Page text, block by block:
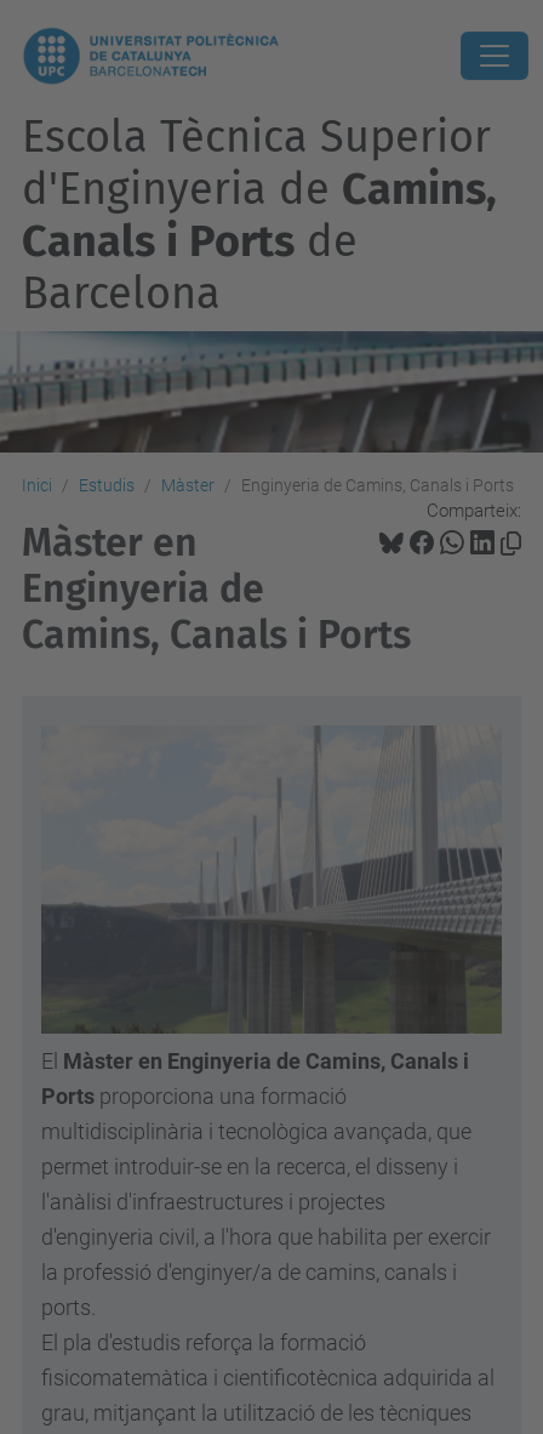
Escola Tècnica Superior
d'Enginyeria de Camins,
Canals i Ports de
Barcelona
Inici Estudis Màster Enginyeria de Camins, Canals i Ports
Comparteix:
Màster en
Enginyeria de
Camins, Canals i Ports
El Màster en Enginyeria de Camins, Canals i
Ports proporciona una formació
multidisciplinària i tecnològica avançada, que
permet introduir-se en la recerca, el disseny i
l'anàlisi d'infraestructures i projectes
d'enginyeria civil, a l'hora que habilita per exercir
la professió d'enginyer/a de camins, canals i
ports.
El pla d'estudis reforça la formació
fisicomatemàtica i cientificotècnica adquirida al
grau, mitjançant la utilització de les tècniques